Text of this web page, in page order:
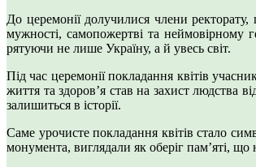
До церемонії долучилися члени ректорату,
мужності, самопожертві та неймовірному
рятуючи не лише Україну, а й увесь світ.
Під час церемонії покладання квітів
життя та здоров’я став на захист людства
залишиться в історії.
Саме урочисте покладання квітів стало
монумента, виглядали як оберіг пам’яті,